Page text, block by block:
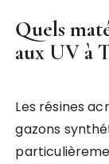
Quels
aux UV à
Les résines
gazons